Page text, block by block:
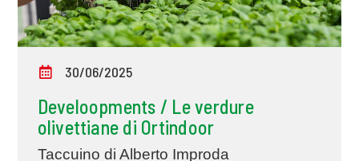
30/06/2025
Develoopments / Le verdure
olivettiane di Ortindoor
Taccuino di Alberto Improda